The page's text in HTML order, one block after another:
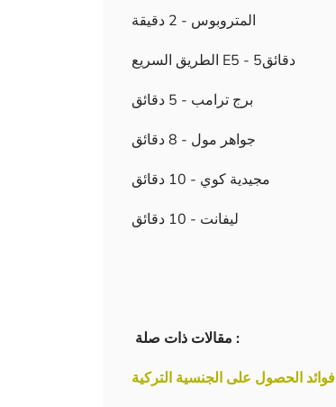
المتروبوس - 2 دقيقة
الطريق السريع E5 - 5دقائق
برج ترامب - 5 دقائق
جواهر مول - 8 دقائق
مجيدية كوي - 10 دقائق
ليفانت - 10 دقائق
مقالات ذات صلة :
فوائد الحصول على الجنسية التركية